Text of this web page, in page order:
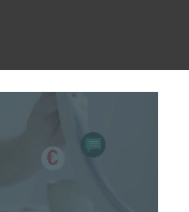
presentaties
ontdekken